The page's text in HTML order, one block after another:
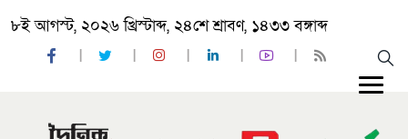
৮ই আগস্ট, ২০২৬ খ্রিস্টাব্দ, ২৪শে শ্রাবণ, ১৪৩৩ বঙ্গাব্দ